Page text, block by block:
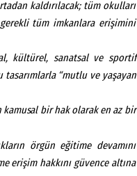
kaldırılacak; tüm okulları
tüm imkanlara erişimini
kültürel, sanatsal ve sportif
“mutlu ve yaşayan
kamusal bir hak olarak en az bir
örgün eğitime devamını
erişim hakkını güvence altına